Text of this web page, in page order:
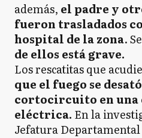
además, el padre y
fueron trasladados
hospital de la zona.
de ellos está grave.
Los rescatitas que
que el fuego se
cortocircuito en una
eléctrica. En la
Jefatura